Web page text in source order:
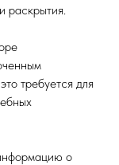
раскрытия.
требуется для
о